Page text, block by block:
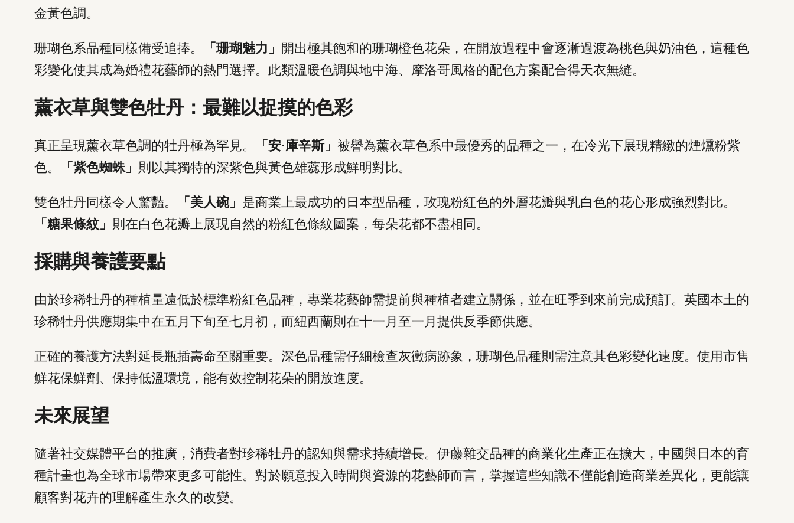
金黃色調。
珊瑚色系品種同樣備受追捧。 「珊瑚魅力」 開出極其飽和的珊瑚橙色花朵，在開放過程中會逐漸過渡為桃色與奶油色，這種色
彩變化使其成為婚禮花藝師的熱門選擇。此類溫暖色調與地中海、摩洛哥風格的配色方案配合得天衣無縫。
薰衣草與雙色牡丹：最難以捉摸的色彩
真正呈現薰衣草色調的牡丹極為罕見。 「安·庫辛斯」 被譽為薰衣草色系中最優秀的品種之一，在冷光下展現精緻的煙燻粉紫
色。
「紫色蜘蛛」 則以其獨特的深紫色與黃色雄蕊形成鮮明對比。
雙色牡丹同樣令人驚豔。 「美人碗」 是商業上最成功的日本型品種，玫瑰粉紅色的外層花瓣與乳白色的花心形成強烈對比。
「糖果條紋」 則在白色花瓣上展現自然的粉紅色條紋圖案，每朵花都不盡相同。
採購與養護要點
由於珍稀牡丹的種植量遠低於標準粉紅色品種，專業花藝師需提前與種植者建立關係，並在旺季到來前完成預訂。英國本土的
珍稀牡丹供應期集中在五月下旬至七月初，而紐西蘭則在十一月至一月提供反季節供應。
正確的養護方法對延長瓶插壽命至關重要。深色品種需仔細檢查灰黴病跡象，珊瑚色品種則需注意其色彩變化速度。使用市售
鮮花保鮮劑、保持低溫環境，能有效控制花朵的開放進度。
未來展望
隨著社交媒體平台的推廣，消費者對珍稀牡丹的認知與需求持續增長。伊藤雜交品種的商業化生產正在擴大，中國與日本的育
種計畫也為全球市場帶來更多可能性。對於願意投入時間與資源的花藝師而言，掌握這些知識不僅能創造商業差異化，更能讓
顧客對花卉的理解產生永久的改變。